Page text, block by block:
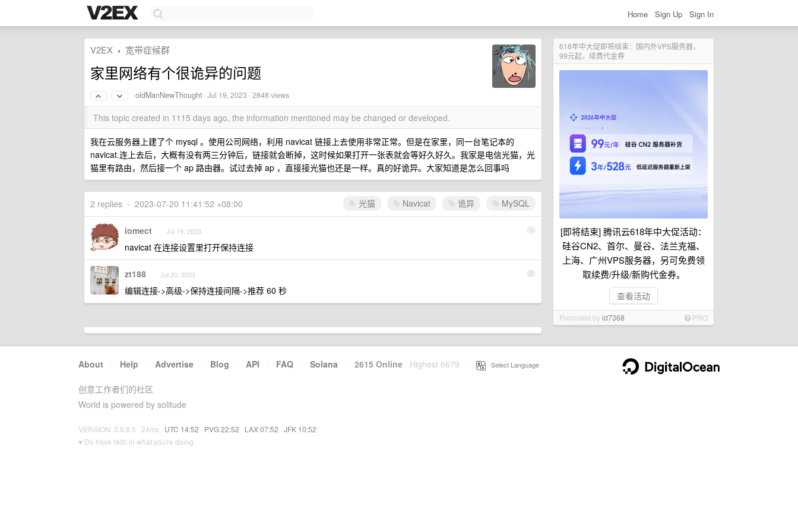
Home Sign Up Sign In
618年中大促即将结束：国内外VPS服务器，
99元起，续费代金券
[即将结束] 腾讯云618年中大促活动：
硅谷CN2、首尔、曼谷、法兰克福、
上海、广州VPS服务器，另可免费领
取续费/升级/新购代金券。
查看活动
Promoted byid7368 PRO
V2EX › 宽带症候群
家里网络有个很诡异的问题
oldManNewThought ·Jul 19, 2023 · 2848 views
This topic created in 1115 days ago, the information mentioned may be changed or developed.
我在云服务器上建了个 mysql 。使用公司网络，利用 navicat 链接上去使用非常正常。但是在家里，同一台笔记本的
navicat.连上去后，大概有没有两三分钟后，链接就会断掉，这时候如果打开一张表就会等好久好久。我家是电信光猫，光
猫里有路由，然后接一个 ap 路由器。试过去掉 ap ，直接接光猫也还是一样。真的好诡异。大家知道是怎么回事吗
光猫 Navicat 诡异 MySQL
2 replies • 2023-07-20 11:41:52 +08:00
1
iomect Jul 19, 2023
navicat 在连接设置里打开保持连接
2
zt188 Jul 20, 2023
编辑连接->高级->保持连接间隔->推荐 60 秒
About · Help · Advertise · Blog · API · FAQ · Solana · 2615 Online Highest 6679 Select Language
创意工作者们的社区
World is powered by solitude
VERSION: 3.9.8.5 · 24ms · UTC 14:52 · PVG 22:52 · LAX 07:52 · JFK 10:52
♥ Do have faith in what you're doing.